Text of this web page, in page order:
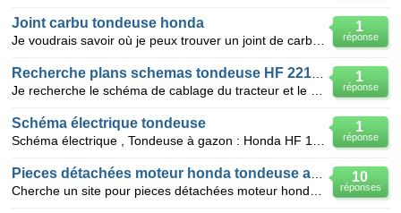
1
réponse
Joint carbu tondeuse honda
1
réponse
1
réponse
Schéma électrique tondeuse
10
réponses